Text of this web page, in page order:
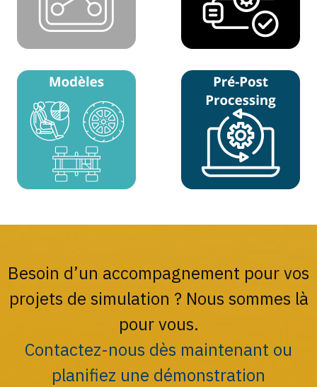
Besoin d’un accompagnement pour vos
projets de simulation ? Nous sommes là
pour vous.
Contactez-nous dès maintenant ou
planifiez une démonstration